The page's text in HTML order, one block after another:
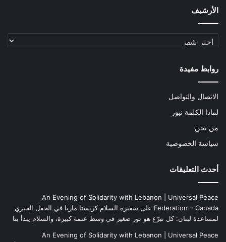
الأرشيف
الأرشيف
روابط مفيدة
الاتصال والتواصل
لماذا الكلمة نيوز
من نحن
سياسة الخصوصية
أحدث التعليقات
An Evening of Solidarity with Lebanon | Universal Peace
Federation – Canada على سفيرة السلام كريستا ماريا في الحفل الخيري
لمساعدة لبنان: كل تبرّع هو نور صغير في وسط عتمة كبيرة، والسلام يبدأ بنا
An Evening of Solidarity with Lebanon | Universal Peace